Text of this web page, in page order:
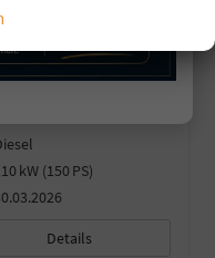
SELECTION IV 2,0 TDI DSG AHK ALU KA LED LINK
kW (150 PS)
Details